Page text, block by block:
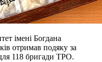
імені Богдана
отримав подяку за
118 бригади ТРО.